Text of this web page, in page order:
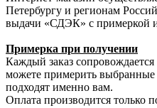
Петербургу и регионам
выдачи «СДЭК» с примеркой
Примерка при получении
Каждый заказ
можете примерить выбранные
подходят именно вам.
Оплата производится только